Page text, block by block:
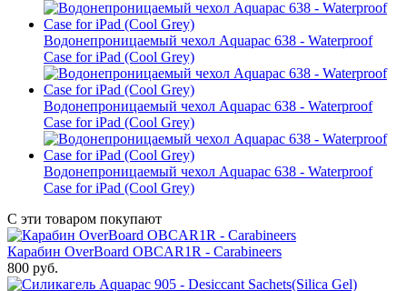
Водонепроницаемый чехол Aquapac 638 - Waterproof
Case for iPad (Cool Grey)
Водонепроницаемый чехол Aquapac 638 - Waterproof
Case for iPad (Cool Grey)
Водонепроницаемый чехол Aquapac 638 - Waterproof
Case for iPad (Cool Grey)
С эти товаром покупают
Карабин OverBoard OBCAR1R - Carabineers
800 руб.